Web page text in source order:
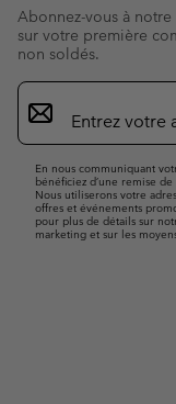
Abonnez-vous à
sur votre première
non soldés.
Inscription
par
e-
En nous communiquant
bénéficiez d’une remise
Nous utiliserons votre
offres et événements
pour plus de détails sur
marketing et sur les